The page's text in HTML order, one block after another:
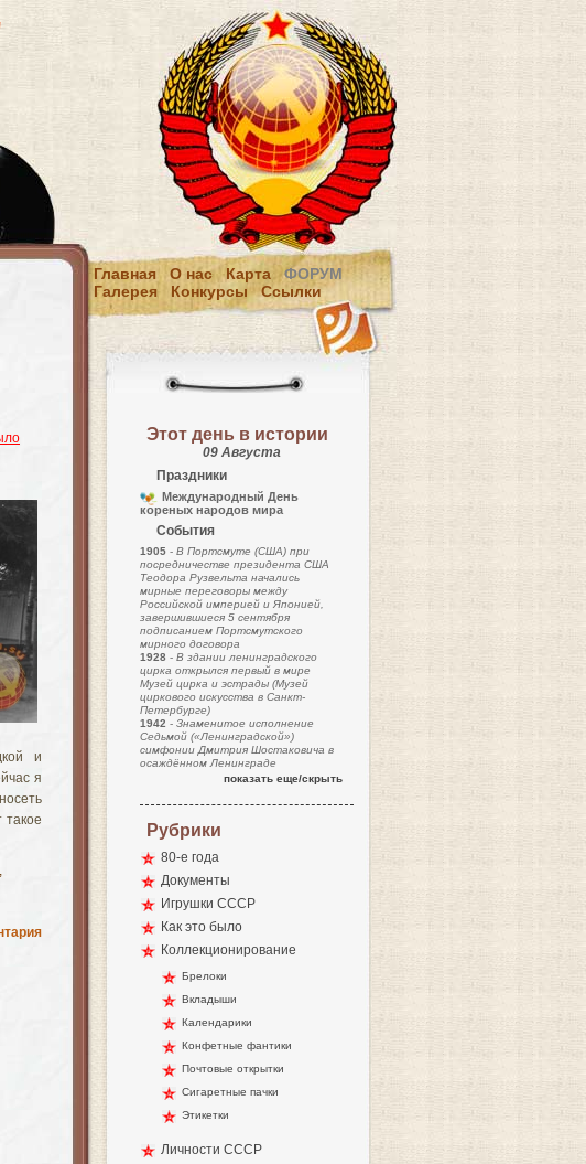
Главная О нас Карта
ФОРУМ
Галерея
Конкурсы Ссылки
и
я
такое
,
Этот день в истории
09 Августа
Праздники
Международный День
кореных народов мира
События
1905 - В Портсмуте (США) при
посредничестве президента США
Теодора Рузвельта начались
мирные переговоры между
Российской империей и Японией,
завершившиеся 5 сентября
подписанием Портсмутского
мирного договора
1928 - В здании ленинградского
цирка открылся первый в мире
Музей цирка и эстрады (Музей
циркового искусства в Санкт-
Петербурге)
1942 - Знаменитое исполнение
Седьмой («Ленинградской»)
симфонии Дмитрия Шостаковича в
осаждённом Ленинграде
показать еще/скрыть
Рубрики
80-е года
Документы
Игрушки СССР
Как это было
Коллекционирование
Брелоки
Вкладыши
Календарики
Конфетные фантики
Почтовые открытки
Сигаретные пачки
Этикетки
Личности СССР